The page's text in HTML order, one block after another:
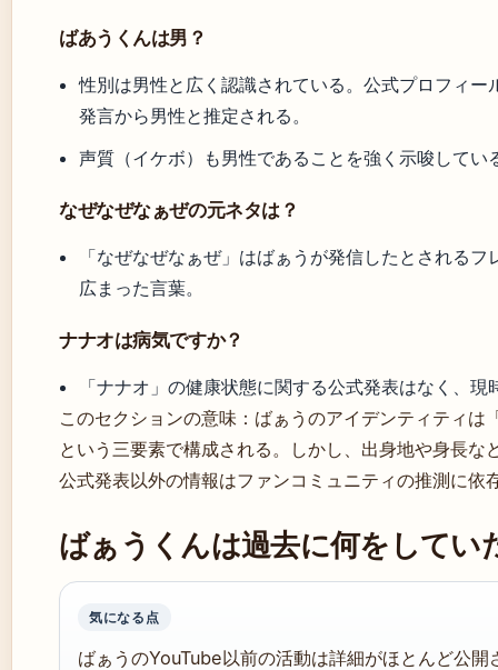
ばあうくんは男？
性別は男性と広く認識されている。公式プロフィ
発言から男性と推定される。
声質（イケボ）も男性であることを強く示唆してい
なぜなぜなぁぜの元ネタは？
「なぜなぜなぁぜ」はばぁうが発信したとされる
広まった言葉。
ナナオは病気ですか？
「ナナオ」の健康状態に関する公式発表はなく、
このセクションの意味：ばぁうのアイデンティティは
という三要素で構成される。しかし、出身地や身長な
公式発表以外の情報はファンコミュニティの推測に依
ばぁうくんは過去に何をしてい
気になる点
ばぁうのYouTube以前の活動は詳細がほとんど公開